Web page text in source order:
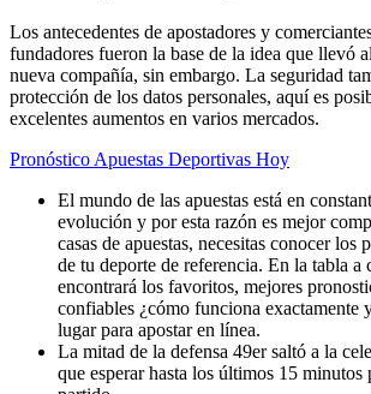
Los antecedentes de apostadores y
fundadores fueron la base de la idea que llevó
nueva compañía, sin embargo. La seguridad
protección de los datos personales, aquí es
excelentes aumentos en varios mercados.
Pronóstico Apuestas Deportivas Hoy
El mundo de las apuestas está en
evolución y por esta razón es mejor
casas de apuestas, necesitas conocer los
de tu deporte de referencia. En la tabla a
encontrará los favoritos, mejores
confiables ¿cómo funciona exactamente
lugar para apostar en línea.
La mitad de la defensa 49er saltó a la
que esperar hasta los últimos 15 minutos